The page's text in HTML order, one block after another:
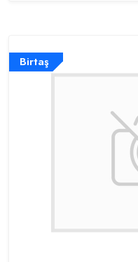
Birtaş